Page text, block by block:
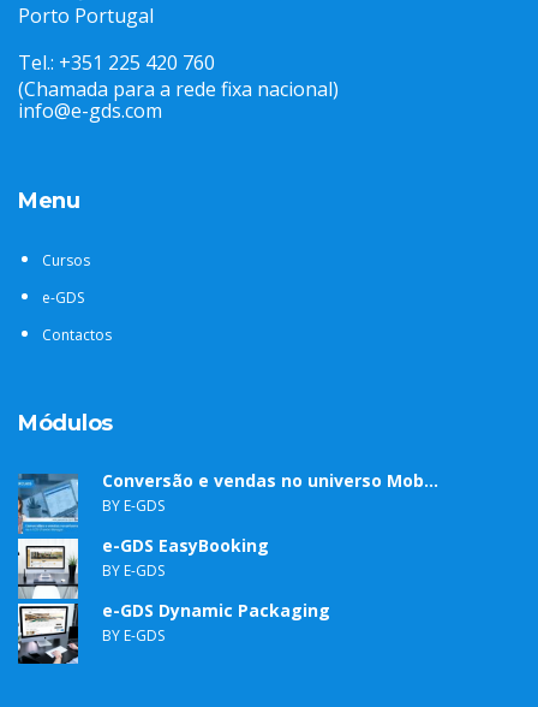
Porto Portugal
Tel.: +351 225 420 760
(Chamada para a rede fixa nacional)
info@e-gds.com
Menu
Cursos
e-GDS
Contactos
Módulos
Conversão e vendas no universo Mob...
BY E-GDS
e-GDS EasyBooking
BY E-GDS
e-GDS Dynamic Packaging
BY E-GDS